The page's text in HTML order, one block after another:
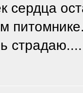
сердца
страдаю....